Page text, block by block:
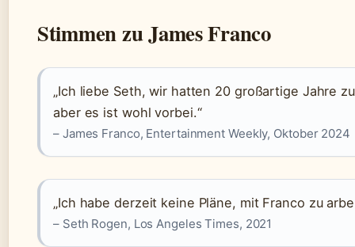
Stimmen zu James Franco
„Ich liebe Seth, wir hatten 20 großartige Jahre
aber es ist wohl vorbei.“
– James Franco, Entertainment Weekly, Oktober 2024
„Ich habe derzeit keine Pläne, mit Franco zu
– Seth Rogen, Los Angeles Times, 2021